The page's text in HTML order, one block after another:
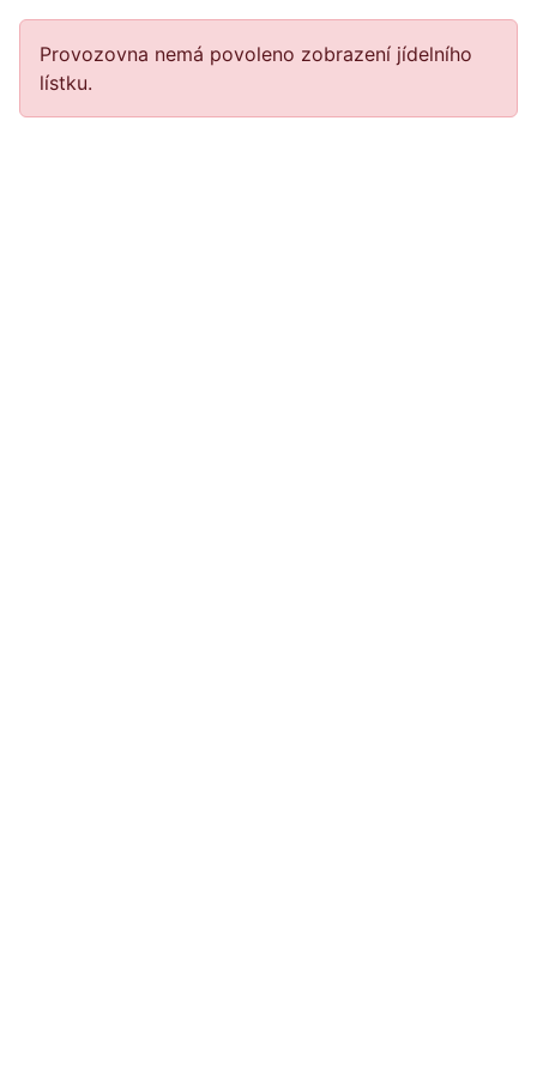
Provozovna nemá povoleno zobrazení jídelního
lístku.